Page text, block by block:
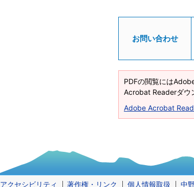
お問い合わせ
PDFの閲覧には
Acrobat Readerダウ
Adobe Acrobat
アクセシビリティ 著作権・リンク 個人情報取扱 中